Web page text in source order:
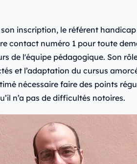
inscription, le référent
contact numéro 1 pour toute
de l'équipe pédagogique. Son
et l’adaptation du cursus
nécessaire faire des points
n’a pas de difficultés notoires.